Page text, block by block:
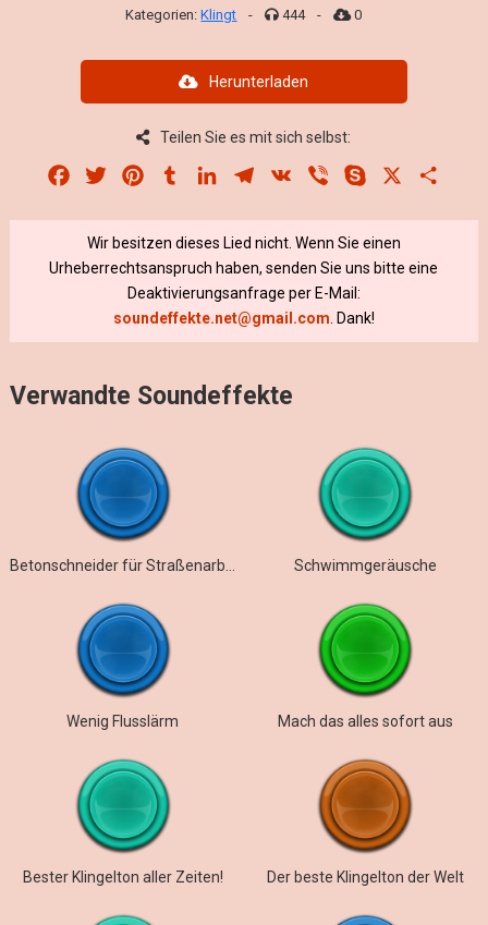
Kategorien:Klingt - 444 - 0
Herunterladen
Teilen Sie es mit sich selbst:
Facebook
Twitter PinterestTumblrLinkedInTelegram
VK Viber Skype
Wir besitzen dieses Lied nicht. Wenn Sie einen
Urheberrechtsanspruch haben, senden Sie uns bitte eine
Deaktivierungsanfrage per E-Mail:
soundeffekte.net@gmail.com . Dank!
Verwandte Soundeffekte
Schwimmgeräusche
Wenig Flusslärm Mach das alles sofort aus
Bester Klingelton aller Zeiten! Der beste Klingelton der Welt